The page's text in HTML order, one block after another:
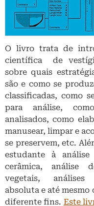
O livro trata de
científica de
sobre quais
são e como se
classificadas, como
para análise,
analisados, como
manusear, limpar e
se preservem, etc.
estudante à
cerâmica, análise
vegetais, análises
absoluta e até
diferente fins. Este